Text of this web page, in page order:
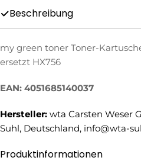
Eine Frage
Name
E-
Mail
Telefonnummer
Beschreibung
my green toner Toner-
ersetzt HX756
EAN: 4051685140037
Hersteller: wta Carsten Weser
Suhl, Deutschland, info@wta-
Produktinformationen